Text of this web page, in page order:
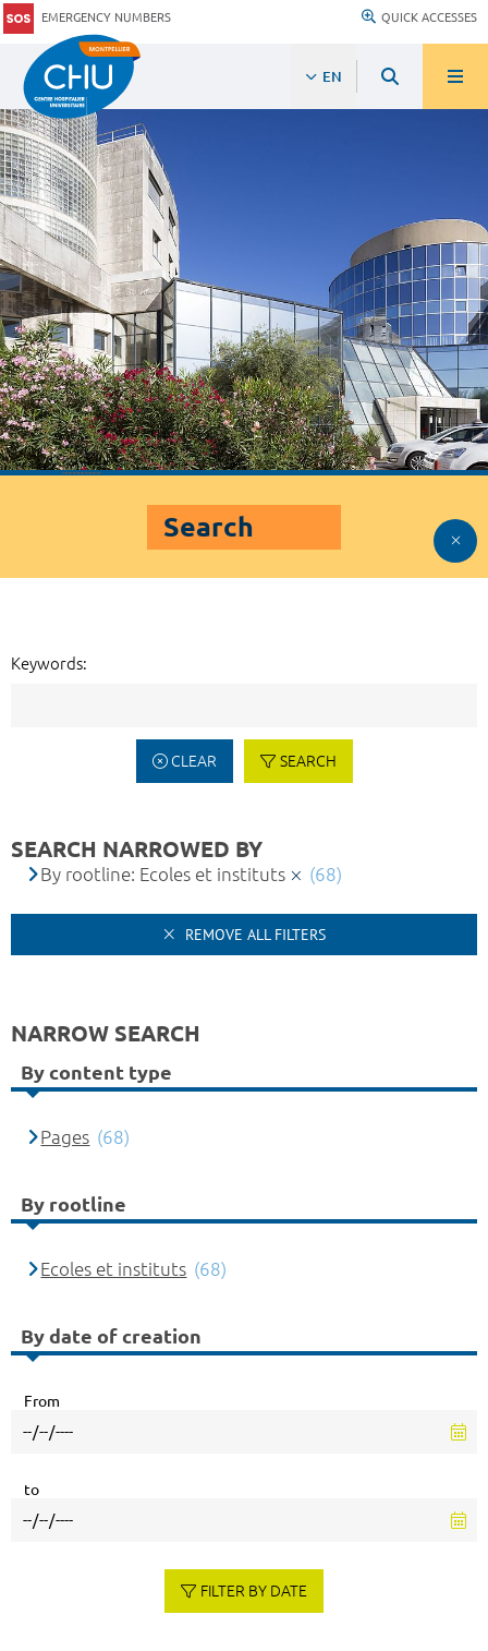
EMERGENCY NUMBERS QUICK ACCESSES
EN
Search
Keywords:
CLEAR SEARCH
SEARCH NARROWED BY
By rootline: Ecoles et instituts (68)
REMOVE ALL FILTERS
NARROW SEARCH
By content type
Pages (68)
By rootline
Ecoles et instituts (68)
By date of creation
From
to
FILTER BY DATE